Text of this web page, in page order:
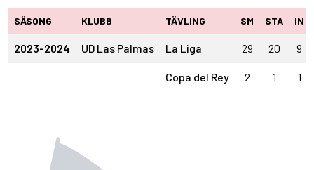
SÄSONG KLUBB TÄVLING SM STA IN
2023-2024 UD Las Palmas La Liga 29 20 9
Copa del Rey 2 1 1